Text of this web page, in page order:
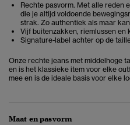
Rechte pasvorm. Met alle reden
die je altijd voldoende
strak. Zo authentiek als maar
Vijf buitenzakken, riemlussen en
Signature-label achter op de
Onze rechte jeans met middelhoge
en is het klassieke item voor elke
mee en is de ideale basis voor elke
Maat en pasvorm